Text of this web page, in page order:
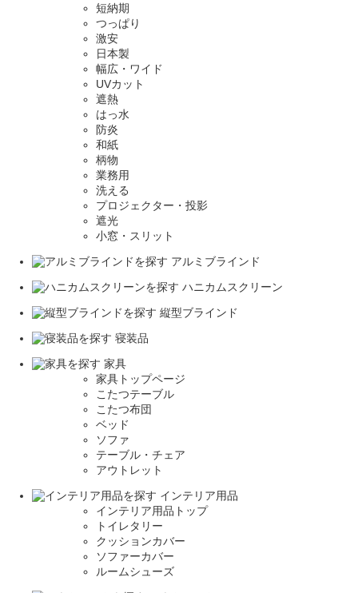
短納期
つっぱり
激安
日本製
幅広・ワイド
UVカット
遮熱
はっ水
防炎
和紙
柄物
業務用
洗える
プロジェクター・投影
遮光
小窓・スリット
アルミブラインド
ハニカムスクリーン
縦型ブラインド
寝装品
家具
家具トップページ
こたつテーブル
こたつ布団
ベッド
ソファ
テーブル・チェア
アウトレット
インテリア用品
インテリア用品トップ
トイレタリー
クッションカバー
ソファーカバー
ルームシューズ